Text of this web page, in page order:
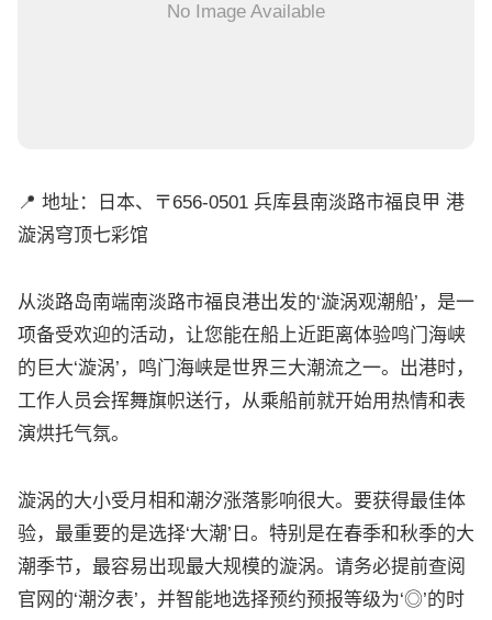
No Image Available
📍 地址：日本、〒656-0501 兵库县南淡路市福良甲 港
漩涡穹顶七彩馆
从淡路岛南端南淡路市福良港出发的‘漩涡观潮船’，是一
项备受欢迎的活动，让您能在船上近距离体验鸣门海峡
的巨大‘漩涡’，鸣门海峡是世界三大潮流之一。出港时，
工作人员会挥舞旗帜送行，从乘船前就开始用热情和表
演烘托气氛。
漩涡的大小受月相和潮汐涨落影响很大。要获得最佳体
验，最重要的是选择‘大潮’日。特别是在春季和秋季的大
潮季节，最容易出现最大规模的漩涡。请务必提前查阅
官网的‘潮汐表’，并智能地选择预约预报等级为‘◎’的时